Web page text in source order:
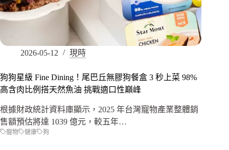
2026-05-12 現時
狗狗星級 Fine Dining！尾巴丘無膠狗餐盒 3 秒上菜 98%
高含肉比例搭天然魚油 挑戰適口性巔峰
根據財政統計資料庫顯示，2025 年台灣寵物產業整體銷
售額預估將達 1039 億元，較五年…
寵物 健康 狗